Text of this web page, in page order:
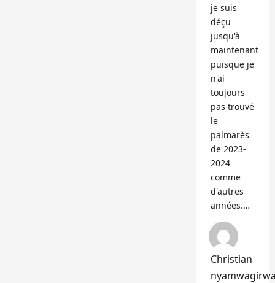
je suis
déçu
jusqu'à
maintenant
puisque je
n'ai
toujours
pas trouvé
le
palmarès
de 2023-
2024
comme
d'autres
années.…
Christian